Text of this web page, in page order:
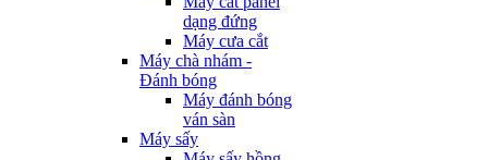
dạng đứng
Máy cưa cắt
Máy chà nhám -
Đánh bóng
Máy đánh bóng
ván sàn
Máy sấy